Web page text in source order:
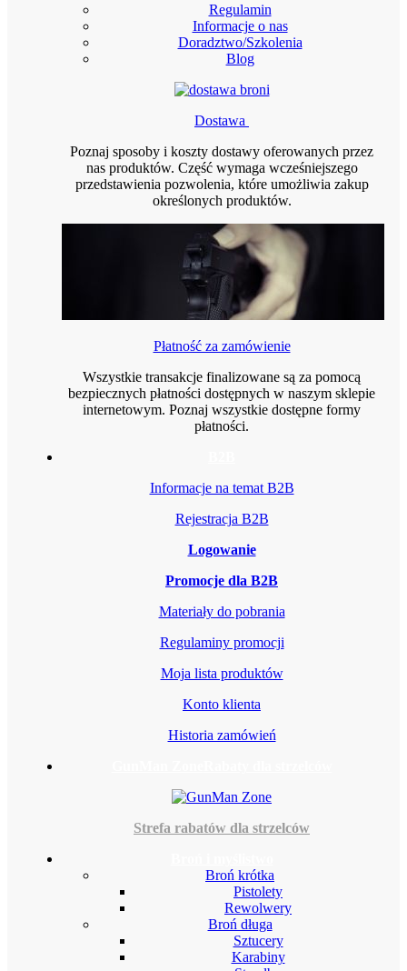
Regulamin
Informacje o nas
Doradztwo/Szkolenia
Blog
Dostawa
Poznaj sposoby i koszty dostawy oferowanych przez
nas produktów. Część wymaga wcześniejszego
przedstawienia pozwolenia, które umożliwia zakup
określonych produktów.
Płatność za zamówienie
Wszystkie transakcje finalizowane są za pomocą
bezpiecznych płatności dostępnych w naszym sklepie
internetowym. Poznaj wszystkie dostępne formy
płatności.
Informacje na temat B2B
Rejestracja B2B
Logowanie
Promocje dla B2B
Materiały do pobrania
Regulaminy promocji
Moja lista produktów
Konto klienta
Historia zamówień
Strefa rabatów dla strzelców
Broń krótka
Pistolety
Rewolwery
Broń długa
Sztucery
Karabiny